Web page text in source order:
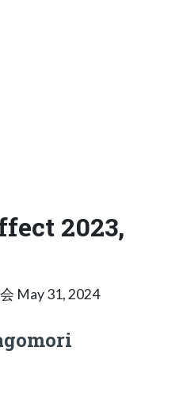
2023,
May 31, 2024